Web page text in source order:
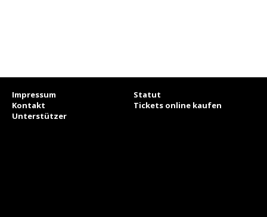
Impressum
Statut
Kontakt
Tickets online kaufen
Unterstützer